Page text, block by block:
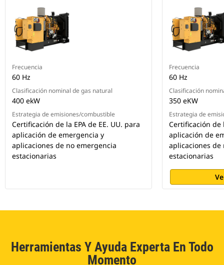
Frecuencia
60 Hz
Clasificación nominal de gas natural
400 ekW
Estrategia de emisiones/combustible
Certificación de la EPA de EE. UU. para
aplicación de emergencia y
aplicaciones de no emergencia
estacionarias
Frecuencia
60 Hz
Clasificación
350 eKW
Estrategia de
Certificación de
aplicación de
aplicaciones de
estacionarias
Herramientas Y Ayuda Experta En Todo
Momento